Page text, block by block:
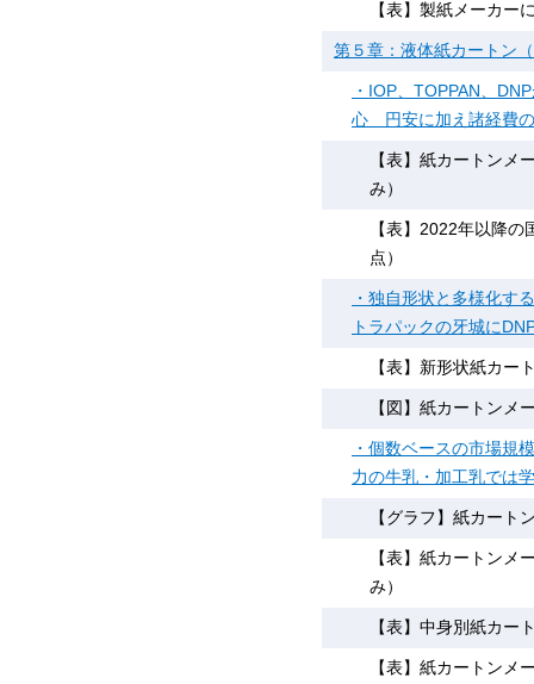
【表】製紙メーカー
第５章：液体紙カートン
・IOP、TOPPAN、
心 円安に加え諸経費
【表】紙カートン
み）
【表】2022年以降
点）
・独自形状と多様化す
トラパックの牙城に
【表】新形状紙カー
【図】紙カートンメ
・個数ベースの市場規
力の牛乳・加工乳では
【グラフ】紙カー
【表】紙カートン
み）
【表】中身別紙カー
【表】紙カートン